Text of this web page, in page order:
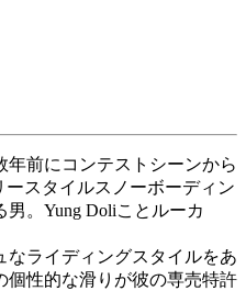
前にコンテストシーンから
スタイルスノーボーディン
。Yung Doliことルーカ
なライディングスタイルをあ
個性的な滑りが彼の専売特許